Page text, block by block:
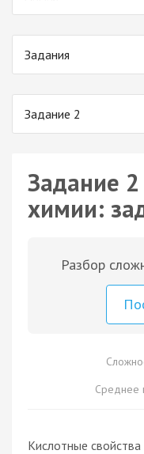
Задания
Задание 2
Задание
химии:
Разбор
Среднее
Кислотные